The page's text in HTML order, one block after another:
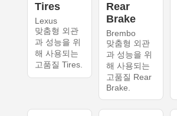
Tires
Lexus
맞춤형 외관
과 성능을 위
해 사용되는
고품질 Tires.
Rear
Brake
Brembo
맞춤형 외관
과 성능을 위
해 사용되는
고품질 Rear
Brake.